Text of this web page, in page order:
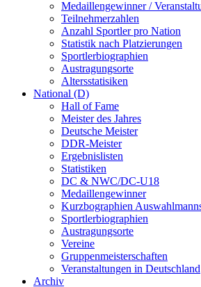
Medaillengewinner /
Teilnehmerzahlen
Anzahl Sportler pro Nation
Statistik nach Platzierungen
Sportlerbiographien
Austragungsorte
Altersstatisiken
National (D)
Hall of Fame
Meister des Jahres
Deutsche Meister
DDR-Meister
Ergebnislisten
Statistiken
DC & NWC/DC-U18
Medaillengewinner
Kurzbographien
Sportlerbiographien
Austragungsorte
Vereine
Gruppenmeisterschaften
Veranstaltungen in Deutschland
Archiv